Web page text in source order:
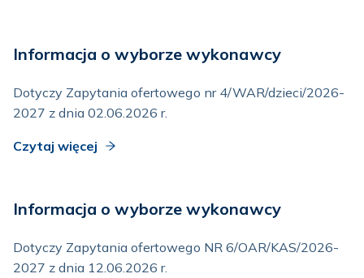
Informacja o wyborze wykonawcy
Dotyczy Zapytania ofertowego nr 4/WAR/dzieci/2026-
2027 z dnia 02.06.2026 r.
Czytaj więcej
Informacja o wyborze wykonawcy
Dotyczy Zapytania ofertowego NR 6/OAR/KAS/2026-
2027 z dnia 12.06.2026 r.